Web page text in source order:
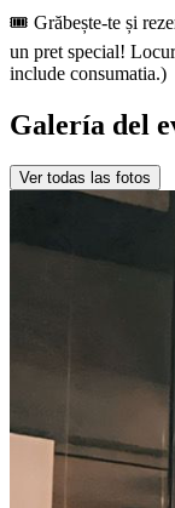
🎟️ Grăbește-te și
un pret special!
include consumatia.)
Galería del
Ver todas las fotos